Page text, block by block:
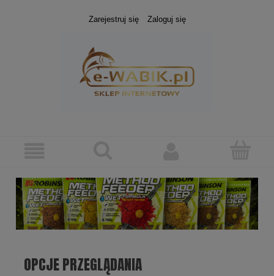
Zarejestruj się Zaloguj się
OPCJE PRZEGLĄDANIA